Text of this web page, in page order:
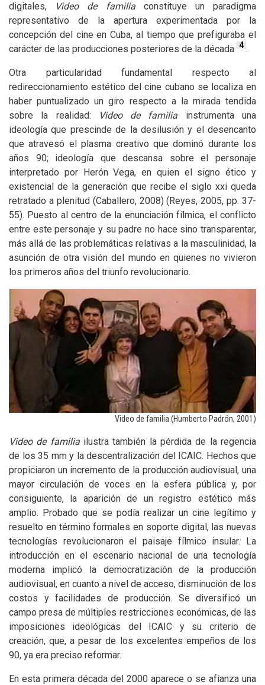
digitales,
Video de familiaconstituye un paradigma
representativo de la apertura experimentada por la
concepción del cine en Cuba, al tiempo que prefiguraba el
carácter de las producciones posteriores de la década 4 .
Otra particularidad fundamental respecto al
redireccionamiento estético del cine cubano se localiza en
haber puntualizado un giro respecto a la mirada tendida
sobre la realidad:
Video de familia instrumenta una
ideología que prescinde de la desilusión y el desencanto
que atravesó el plasma creativo que dominó durante los
años 90; ideología que descansa sobre el personaje
interpretado por Herón Vega, en quien el signo ético y
existencial de la generación que recibe el siglo xxi queda
retratado a plenitud (Caballero, 2008) (Reyes, 2005, pp. 37-
55). Puesto al centro de la enunciación fílmica, el conflicto
entre este personaje y su padre no hace sino transparentar,
más allá de las problemáticas relativas a la masculinidad, la
asunción de otra visión del mundo en quienes no vivieron
los primeros años del triunfo revolucionario.
Video de familia (Humberto Padrón, 2001)
Video de familiailustra también la pérdida de la regencia
de los 35 mm y la descentralización del ICAIC. Hechos que
propiciaron un incremento de la producción audiovisual, una
mayor circulación de voces en la esfera pública y, por
consiguiente, la aparición de un registro estético más
amplio. Probado que se podía realizar un cine legítimo y
resuelto en término formales en soporte digital, las nuevas
tecnologías revolucionaron el paisaje fílmico insular. La
introducción en el escenario nacional de una tecnología
moderna implicó la democratización de la producción
audiovisual, en cuanto a nivel de acceso, disminución de los
costos y facilidades de producción. Se diversificó un
campo presa de múltiples restricciones económicas, de las
imposiciones ideológicas del ICAIC y su criterio de
creación, que, a pesar de los excelentes empeños de los
90, ya era preciso reformar.
En esta primera década del 2000 aparece o se afianza una